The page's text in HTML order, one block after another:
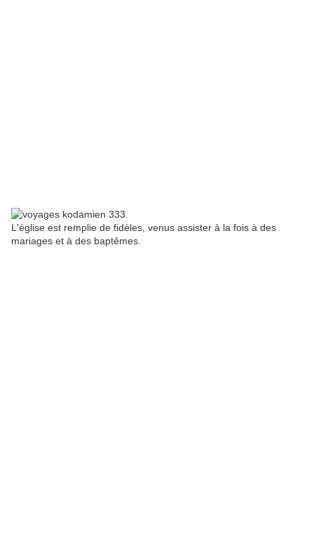
L'église est remplie de fidèles, venus assister à la fois à des
mariages et à des baptêmes.